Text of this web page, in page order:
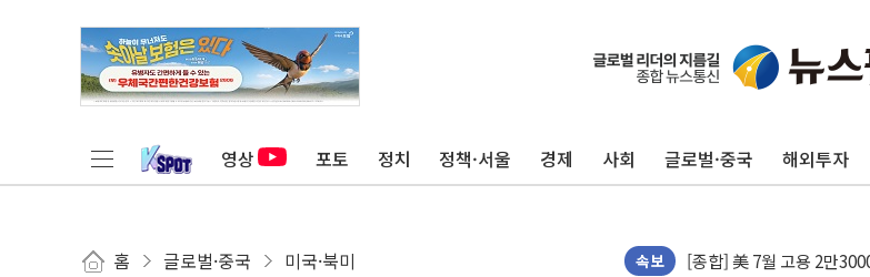
영상 포토 정치 정책·서울 경제 사회 글로벌·중국 해외투자
홈 글로벌·중국 미국·북미 속보
[AI MY 뉴스] 뉴욕 반도체
뉴욕증시 프리뷰, 美 고용
[사진] 이슬람 수니파 3개